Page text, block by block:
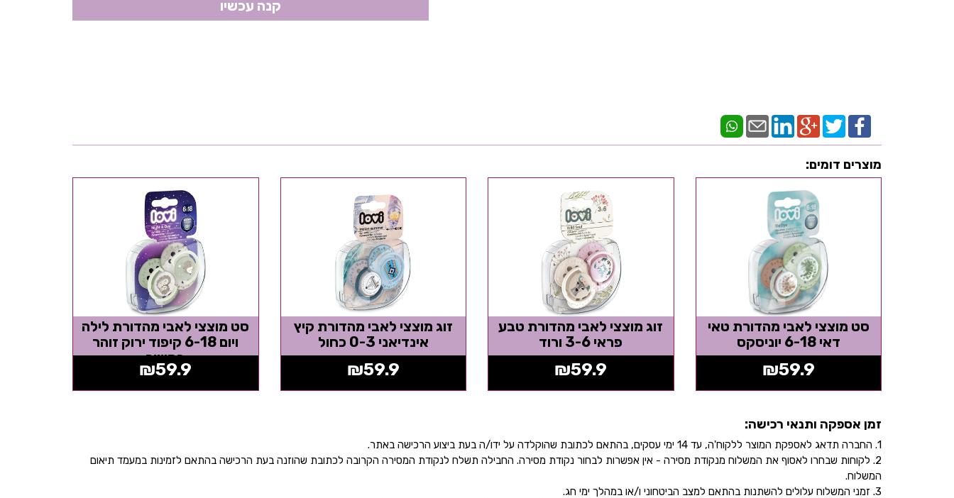
מוצרים דומים:
סט מוצצי לאבי מהדורת טאי
דאי 6-18 יוניסקס
₪59.9
זוג מוצצי לאבי מהדורת טבע
פראי 3-6 ורוד
₪59.9
זוג מוצצי לאבי מהדורת קיץ
אינדיאני 0-3 כחול
₪59.9
סט מוצצי לאבי מהדורת לילה
ויום 6-18 קיפוד ירוק זוהר
בחושך
₪59.9
זמן אספקה ותנאי רכישה:
1. החברה תדאג לאספקת המוצר ללקוח'ה, עד 14 ימי עסקים, בהתאם לכתובת שהוקלדה על ידו/ה בעת ביצוע הרכישה באתר.
2. לקוחות שבחרו לאסוף את המשלוח מנקודת מסירה - אין אפשרות לבחור נקודת מסירה. החבילה תשלח לנקודת המסירה הקרובה לכתובת שהוזנה בעת הרכישה בהתאם לזמינות במעמד תיאום
המשלוח.
3. זמני המשלוח עלולים להשתנות בהתאם למצב הביטחוני ו/או במהלך ימי חג.